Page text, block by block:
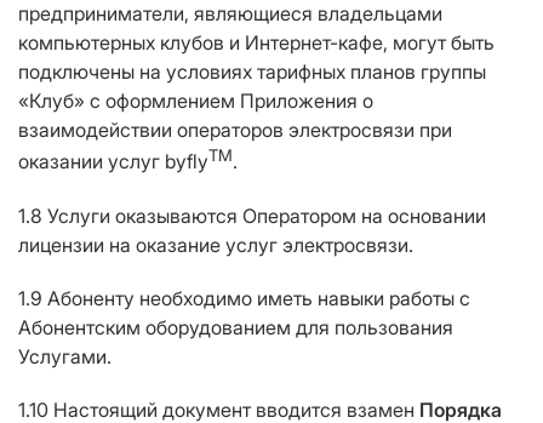
предприниматели, являющиеся владельцами
компьютерных клубов и Интернет-кафе, могут быть
подключены на условиях тарифных планов группы
«Клуб» с оформлением Приложения о
взаимодействии операторов электросвязи при
оказании услуг byflyТМ.
1.8 Услуги оказываются Оператором на основании
лицензии на оказание услуг электросвязи.
1.9 Абоненту необходимо иметь навыки работы с
Абонентским оборудованием для пользования
Услугами.
1.10 Настоящий документ вводится взамен Порядка